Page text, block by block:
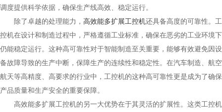
调度提供科学依据，确保生产线高效、稳定运行。
除了卓越的处理能力， 高效能多扩展工控机还具备高度的可靠性。工
控机在设计和制造过程中，严格遵循工业标准，确保在恶劣的工业环境下
仍能稳定运行。这种高可靠性对于智能制造至关重要，能够有效避免因设
备故障导致的生产中断，保障生产的连续性和稳定性。在汽车制造、航空
航天等高精度、高要求的行业中，工控机的这种高可靠性更是成为了确保
产品质量和生产安全的重要保障。
高效能多扩展工控机的另一大优势在于其灵活的扩展性。这类工控机